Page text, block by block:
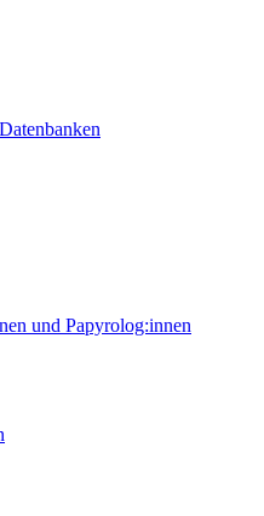
und Papyrolog:innen